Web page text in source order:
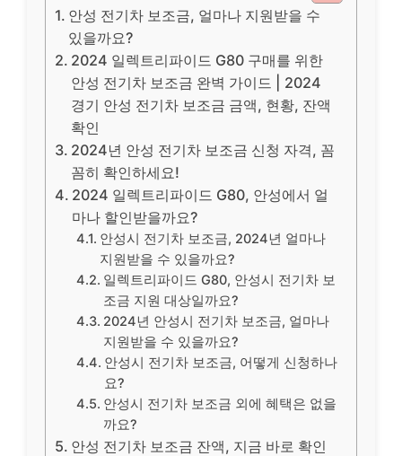
안성 전기차 보조금, 얼마나 지원받을 수
있을까요?
2024 일렉트리파이드 G80 구매를 위한
안성 전기차 보조금 완벽 가이드 | 2024
경기 안성 전기차 보조금 금액, 현황, 잔액
확인
2024년 안성 전기차 보조금 신청 자격, 꼼
꼼히 확인하세요!
2024 일렉트리파이드 G80, 안성에서 얼
마나 할인받을까요?
안성시 전기차 보조금, 2024년 얼마나
지원받을 수 있을까요?
일렉트리파이드 G80, 안성시 전기차 보
조금 지원 대상일까요?
2024년 안성시 전기차 보조금, 얼마나
지원받을 수 있을까요?
안성시 전기차 보조금, 어떻게 신청하나
요?
안성시 전기차 보조금 외에 혜택은 없을
까요?
안성 전기차 보조금 잔액, 지금 바로 확인